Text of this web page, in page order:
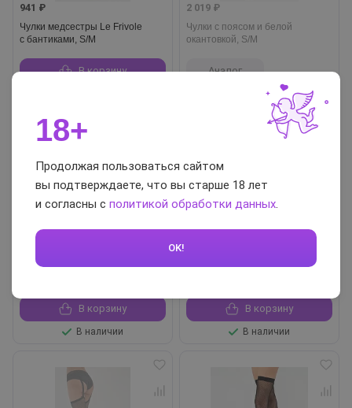
941 ₽
Чулки медсестры Le Frivole
с бантиками, S/M
В корзину
2 019 ₽
Чулки с поясом и белой
окантовкой, S/M
Аналог
Плотные черные чулки, S/M
В корзину
В наличии
Плотные чулки с атласными
В корзину
В наличии
18+
Продолжая пользоваться сайтом
вы подтверждаете, что вы старше 18 лет
и согласны с политикой обработки данных.
OK!